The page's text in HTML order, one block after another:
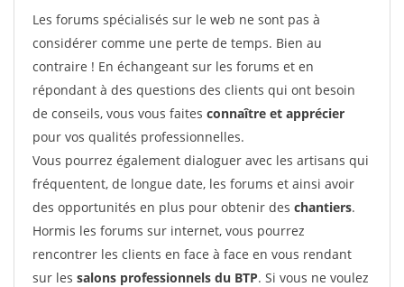
Les forums spécialisés sur le web ne sont pas à
considérer comme une perte de temps. Bien au
contraire ! En échangeant sur les forums et en
répondant à des questions des clients qui ont besoin
de conseils, vous vous faites connaître et apprécier
pour vos qualités professionnelles.
Vous pourrez également dialoguer avec les artisans qui
fréquentent, de longue date, les forums et ainsi avoir
des opportunités en plus pour obtenir des chantiers.
Hormis les forums sur internet, vous pourrez
rencontrer les clients en face à face en vous rendant
sur les salons professionnels du BTP. Si vous ne voulez